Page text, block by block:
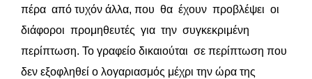
πέρα από τυχόν άλλα, που θα έχουν προβλέψει οι
διάφοροι προμηθευτές για την συγκεκριμένη
περίπτωση. To γραφείο δικαιούται σε περίπτωση που
δεν εξοφληθεί ο λογαριασμός μέχρι την ώρα της